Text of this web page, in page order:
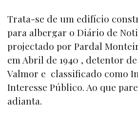
Trata-se de um edifício
para albergar o Diário de
projectado por Pardal
em Abril de 1940 , detentor
Valmor e classificado como
Interesse Público. Ao que
adianta.